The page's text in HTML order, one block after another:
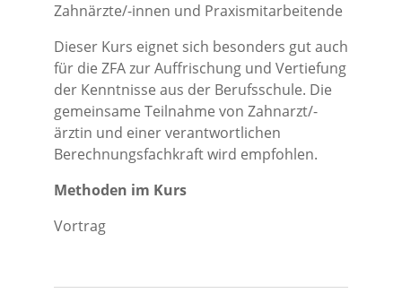
Zahnärzte/-innen und Praxismitarbeitende
Dieser Kurs eignet sich besonders gut auch
für die ZFA zur Auffrischung und Vertiefung
der Kenntnisse aus der Berufsschule. Die
gemeinsame Teilnahme von Zahnarzt/-
ärztin und einer verantwortlichen
Berechnungsfachkraft wird empfohlen.
Methoden im Kurs
Vortrag